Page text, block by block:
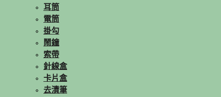
耳筒
電筒
掛勾
鬧鐘
索帶
針線盒
卡片盒
去漬筆